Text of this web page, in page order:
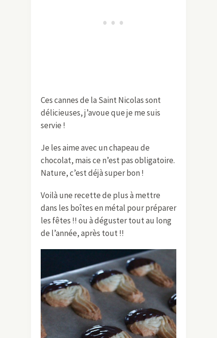
Ces cannes de la Saint Nicolas sont
délicieuses, j’avoue que je me suis
servie !
Je les aime avec un chapeau de
chocolat, mais ce n’est pas obligatoire.
Nature, c’est déjà super bon !
Voilà une recette de plus à mettre
dans les boîtes en métal pour préparer
les fêtes !! ou à déguster tout au long
de l’année, après tout !!